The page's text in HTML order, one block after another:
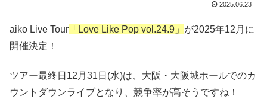
2025.06.23
aiko Live Tour 「Love Like Pop vol.24.9」 が2025年12月に
開催決定！
ツアー最終日12月31日(水)は、大阪・大阪城ホールでのカ
ウントダウンライブとなり、競争率が高そうですね！